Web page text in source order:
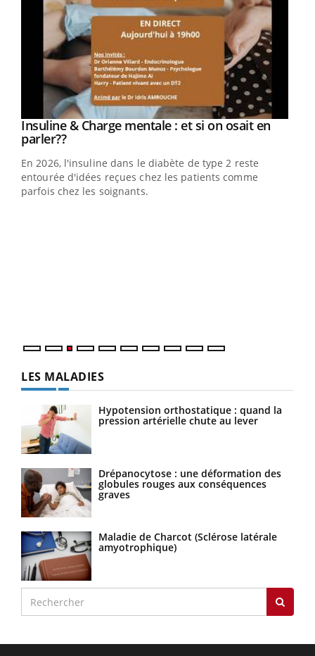
Youtube
Insuline & Charge mentale : et si on osait en
parler??Youtube
En 2026, l'insuline dans le diabète de type 2 reste
entourée d'idées reçues chez les patients comme
parfois chez les soignants.
LES MALADIES
Hypotension orthostatique : quand la
pression artérielle chute au lever
Drépanocytose : une déformation des
globules rouges aux conséquences
graves
Maladie de Charcot (Sclérose latérale
amyotrophique)